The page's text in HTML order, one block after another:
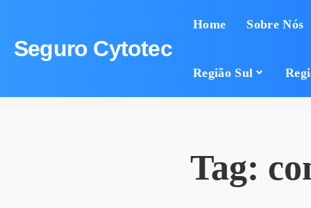
Seguro Cytotec
Home Sobre Nós
Região Sul
Tag: